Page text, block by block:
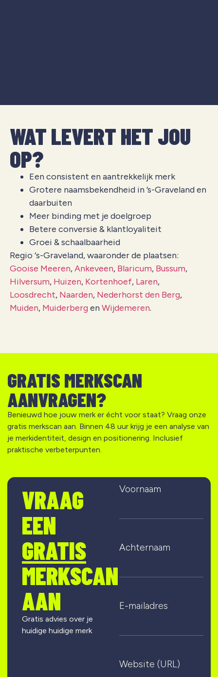
WAT LEVERT HET JOU
OP?
Een consistent en aantrekkelijk merk
Grotere naamsbekendheid in ’s-Graveland en
daarbuiten
Meer binding met je doelgroep
Betere conversie & klantloyaliteit
Groei & schaalbaarheid
Regio ‘s-Graveland, waaronder de plaatsen:
Gooise Meeren,Ankeveen, Blaricum, Bussum,
Hilversum, Huizen, Kortenhoef, Laren,
Loosdrecht, Naarden, Nederhorst den Berg,
Muiden, MuiderbergenWijdemeren.
GRATIS MERKSCAN
AANVRAGEN?
Benieuwd hoe jouw merk er écht voor staat? Vraag onze
gratis merkscan aan. Binnen 48 uur krijg je een analyse van
je merkidentiteit, design en positionering. Inclusief
praktische verbeterpunten.
VRAAG
EEN
GRATIS
MERKSCAN
AAN
Gratis advies over je
huidige huidige merk
Voornaam
Achternaam
E-mailadres
Website (URL)